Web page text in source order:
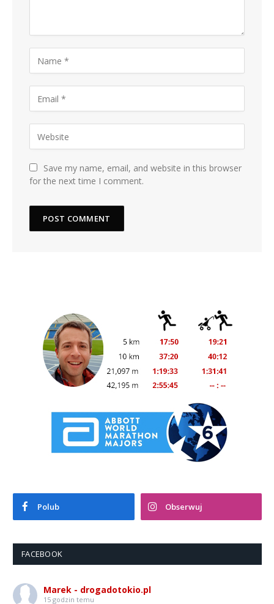
Save my name, email, and website in this browser
for the next time I comment.
Polub Obserwuj
FACEBOOK
Marek - drogadotokio.pl
15 godzin temu